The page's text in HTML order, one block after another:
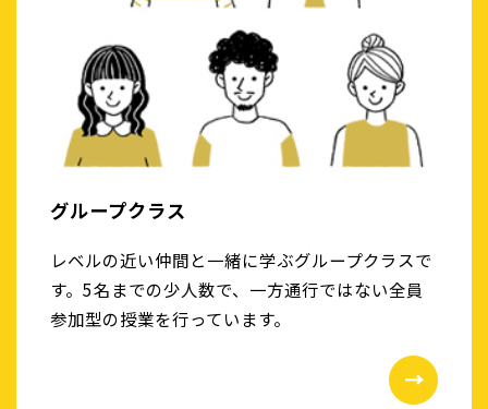
グループクラス
レベルの近い仲間と一緒に学ぶグループクラスで
す。5名までの少人数で、一方通行ではない全員
参加型の授業を行っています。